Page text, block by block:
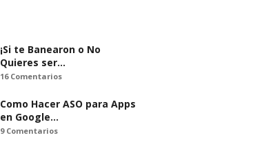
¡Si te Banearon o No
Quieres ser…
16 Comentarios
Como Hacer ASO para Apps
en Google…
9 Comentarios